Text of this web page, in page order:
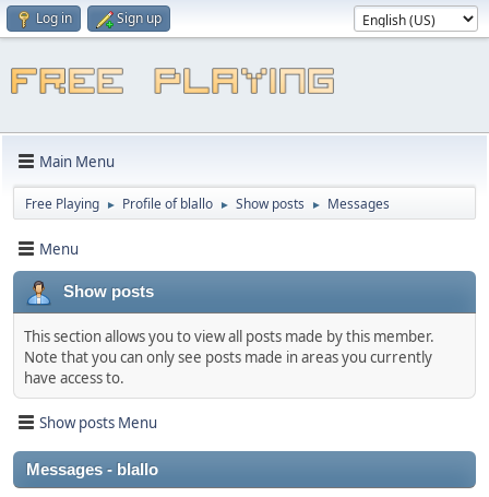
Log in Sign up
Main Menu
Free Playing ► Profile of blallo ► Show posts ► Messages
Menu
Show posts
This section allows you to view all posts made by this member.
Note that you can only see posts made in areas you currently
have access to.
Show posts Menu
Messages - blallo